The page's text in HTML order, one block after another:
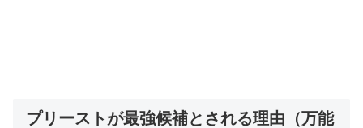
プリーストが最強候補とされる理由（万能